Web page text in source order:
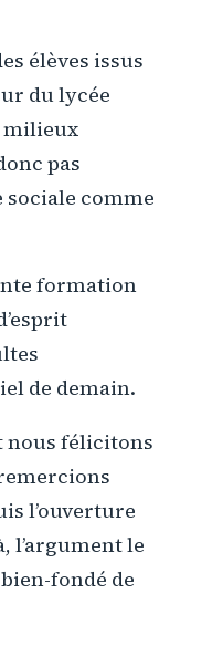
élèves issus
du lycée
milieux
pas
sociale comme
formation
de demain.
nous félicitons
l’ouverture
l’argument le
fondé de